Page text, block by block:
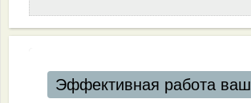
Эффективная работа